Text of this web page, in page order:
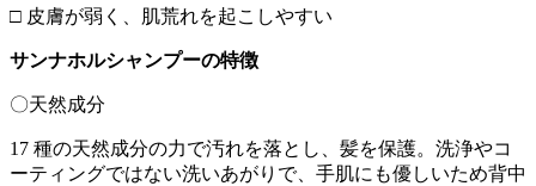
□ 皮膚が弱く、肌荒れを起こしやすい
サンナホルシャンプーの特徴
〇天然成分
17 種の天然成分の力で汚れを落とし、髪を保護。洗浄やコ
ーティングではない洗いあがりで、手肌にも優しいため背中